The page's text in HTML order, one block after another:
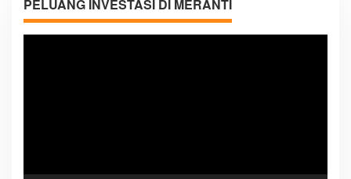
PELUANG INVESTASI DI MERANTI